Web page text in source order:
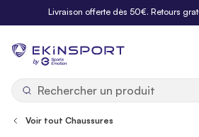
Allez au contenuLivraison offerte dès 50€. Retours
by
Voir tout Chaussures